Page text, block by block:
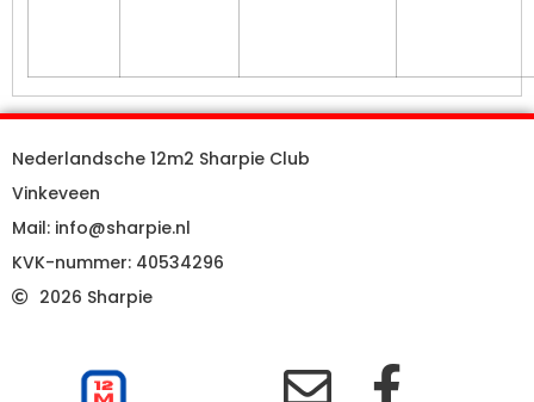
Nederlandsche 12m2 Sharpie Club
Vinkeveen
Mail: info@sharpie.nl
KVK-nummer: 40534296
2026 Sharpie